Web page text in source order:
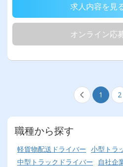
求人内容を見
オンライン応
1 2
職種から探す
軽貨物配送ドライバー 小型トラ
中型トラックドライバー
自社企